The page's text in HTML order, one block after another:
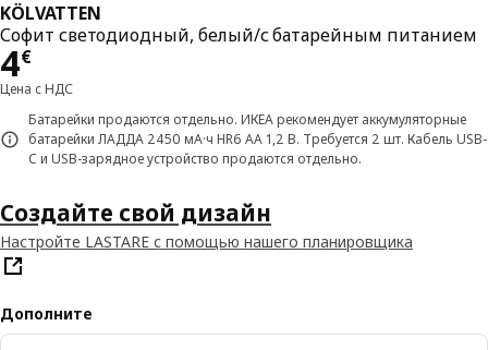
KÖLVATTEN
Софит светодиодный, белый/с батарейным питанием
4€
Цена 4€
Цена с НДС
Батарейки продаются отдельно. ИКЕА рекомендует аккумуляторные
батарейки ЛАДДА 2450 мА·ч HR6 AA 1,2 В. Требуется 2 шт. Кабель USB-
C и USB-зарядное устройство продаются отдельно.
Создайте свой дизайн
Настройте LASTARE с помощью нашего планировщика
Дополните